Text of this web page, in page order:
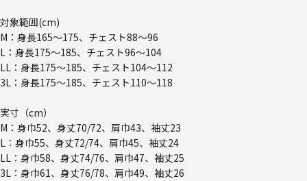
対象範囲(cm)
M：身長165～175、チェスト88～96
L：身長175～185、チェスト96～104
LL：身長175～185、チェスト104～112
3L：身長175～185、チェスト110～118
実寸（cm）
M：身巾52、身丈70/72、肩巾43、袖丈23
L：身巾55、身丈72/74、肩巾45、袖丈24
LL：身巾58、身丈74/76、肩巾47、袖丈25
3L：身巾61、身丈76/78、肩巾49、袖丈26